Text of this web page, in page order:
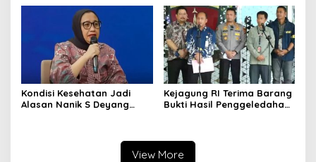
Kondisi Kesehatan Jadi
Alasan Nanik S Deyang
Kejagung RI Terima Barang
Bukti Hasil Penggeledahan
View More